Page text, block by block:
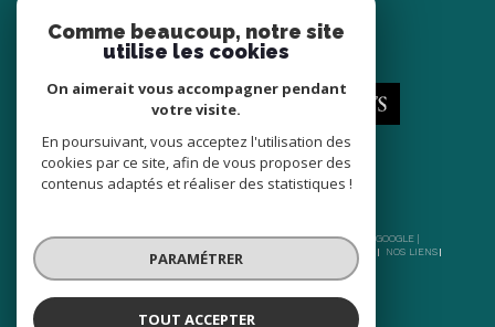
Nous
ADHÉRONS
© 2026 | TOUS DROITS RÉSERVÉS | TRADUCTION POWERED BY GOOGLE |
PLAN DU SITE MENTIONS LÉGALES ADMIN
NOS LIENS
POLITIQUE RGPD
Comme beaucoup, notre site
utilise les cookies
On aimerait vous accompagner pendant
votre visite.
En poursuivant, vous acceptez l'utilisation des
cookies par ce site, afin de vous proposer des
contenus adaptés et réaliser des statistiques !
PARAMÉTRER
TOUT ACCEPTER